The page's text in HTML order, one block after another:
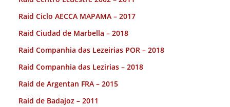
Raid Ciclo AECCA MAPAMA – 2017
Raid Ciudad de Marbella – 2018
Raid Companhia das Lezeirias POR – 2018
Raid Companhia das Lezirias – 2018
Raid de Argentan FRA – 2015
Raid de Badajoz – 2011